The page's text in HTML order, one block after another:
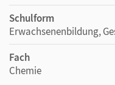
Schulform
Erwachsenenbildung,
Fach
Chemie